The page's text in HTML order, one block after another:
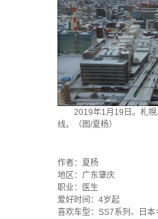
2019年1月19日。札
线。（图/夏杨）
作者：夏杨
地区：广东肇庆
职业：医生
爱好时间：4岁起
喜欢车型：SS7系列、日本